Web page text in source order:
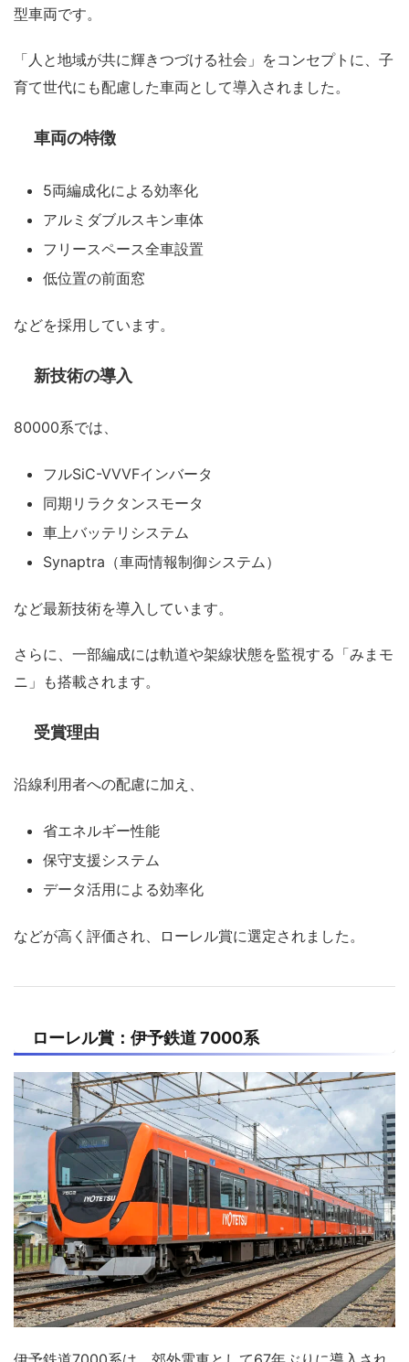
型車両です。
「人と地域が共に輝きつづける社会」をコンセプトに、子
育て世代にも配慮した車両として導入されました。
車両の特徴
5両編成化による効率化
アルミダブルスキン車体
フリースペース全車設置
低位置の前面窓
などを採用しています。
新技術の導入
80000系では、
フルSiC-VVVFインバータ
同期リラクタンスモータ
車上バッテリシステム
Synaptra（車両情報制御システム）
など最新技術を導入しています。
さらに、一部編成には軌道や架線状態を監視する「みまモ
ニ」も搭載されます。
受賞理由
沿線利用者への配慮に加え、
省エネルギー性能
保守支援システム
データ活用による効率化
などが高く評価され、ローレル賞に選定されました。
ローレル賞：伊予鉄道 7000系